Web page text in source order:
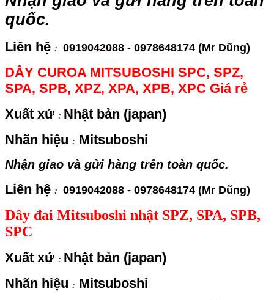
quốc.
Liên hệ : 0919042088 - 0978648174 (Mr Dũng)
DÂY CUROA MITSUBOSHI SPC, SPZ,
SPA, SPB, XPZ, XPA, XPB, XPC Giá rẻ
Xuất xứ : Nhật bản (japan)
Nhãn hiệu : Mitsuboshi
Nhận giao và gửi hàng trên toàn quốc.
Liên hệ : 0919042088 - 0978648174 (Mr Dũng)
Dây đai Mitsuboshi nhật SPZ, SPA, SPB,
SPC
Xuất xứ : Nhật bản (japan)
Nhãn hiệu : Mitsuboshi